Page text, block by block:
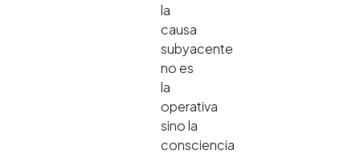
la
causa
subyacente
no es
la
operativa
sino la
consciencia